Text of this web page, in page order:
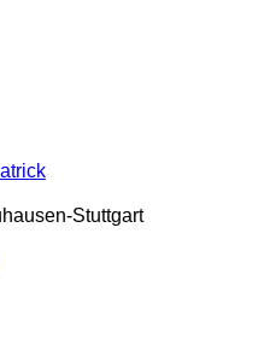
Stuttgart